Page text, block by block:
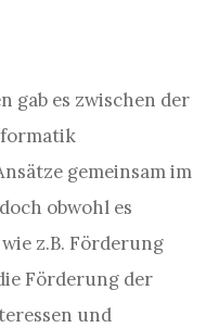
gab es zwischen der
gemeinsam im
obwohl es
z.B. Förderung
Förderung der
und